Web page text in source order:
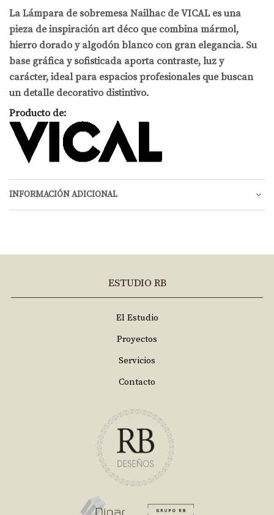
La Lámpara de sobremesa Nailhac de VICAL es una
pieza de inspiración art déco que combina mármol,
hierro dorado y algodón blanco con gran elegancia. Su
base gráfica y sofisticada aporta contraste, luz y
carácter, ideal para espacios profesionales que buscan
un detalle decorativo distintivo.
Producto de:
INFORMACIÓN ADICIONAL
ESTUDIO RB
El Estudio
Proyectos
Servicios
Contacto